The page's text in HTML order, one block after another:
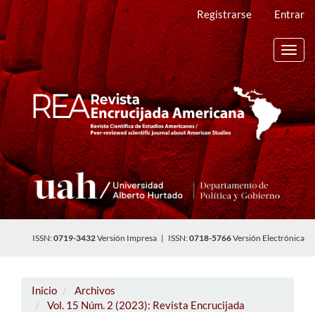
Navegación
principal
Contenido
principal
Barra
lateral
Registrarse Entrar
ISSN:0719-3432Versión Impresa | ISSN:0718-5766Versión Electrónica
Inicio
Archivos
Vol. 15 Núm. 2 (2023): Revista Encrucijada